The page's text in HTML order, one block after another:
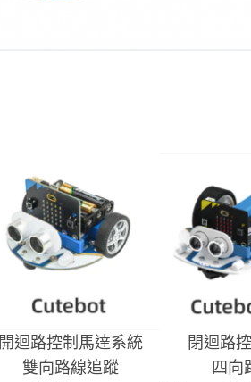
開迴路控制馬達系統
閉迴路
雙向路線追蹤
四向